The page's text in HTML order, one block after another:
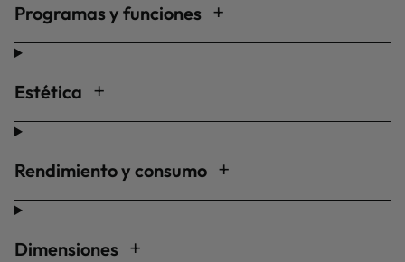
Programas y funciones
Estética
Rendimiento y consumo
Dimensiones